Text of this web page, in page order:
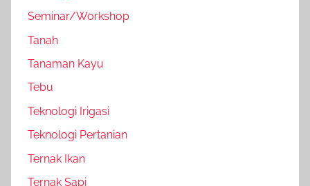
Seminar/Workshop
Tanah
Tanaman Kayu
Tebu
Teknologi Irigasi
Teknologi Pertanian
Ternak Ikan
Ternak Sapi